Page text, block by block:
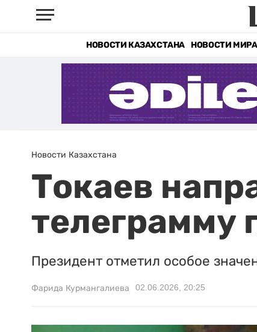
НОВОСТИ КАЗАХСТАНА НОВОСТИ МИРА
Новости Казахстана
Токаев
телеграмму
Президент отметил особое
Фарида Курмангалиева 02.06.2026, 20:25